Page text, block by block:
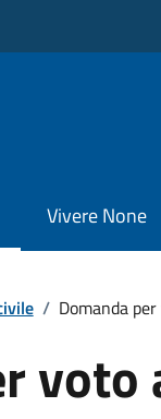
Vivere None
/ Domanda